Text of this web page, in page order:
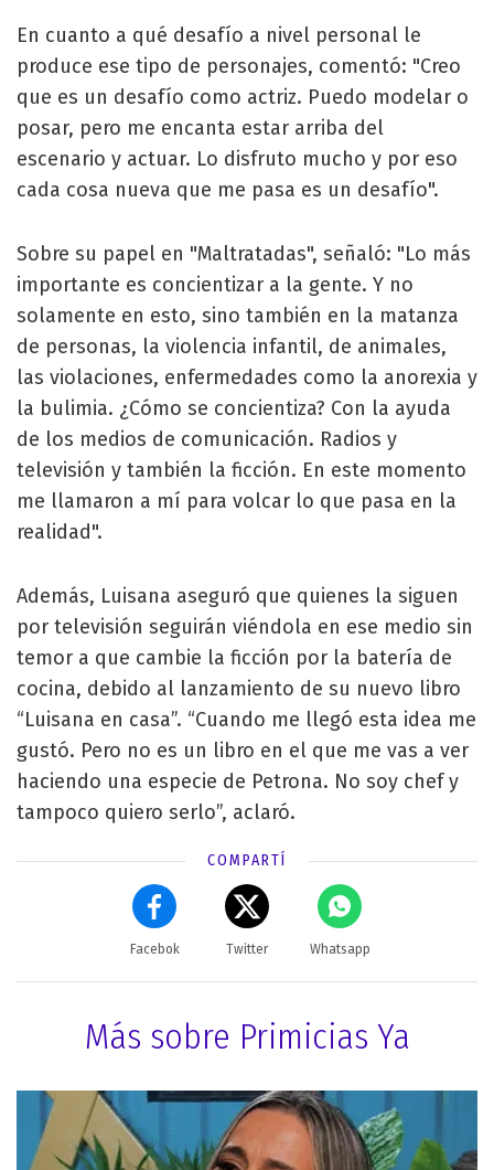
En cuanto a qué desafío a nivel personal le
produce ese tipo de personajes, comentó: "Creo
que es un desafío como actriz. Puedo modelar o
posar, pero me encanta estar arriba del
escenario y actuar. Lo disfruto mucho y por eso
cada cosa nueva que me pasa es un desafío".
Sobre su papel en "Maltratadas", señaló: "Lo más
importante es concientizar a la gente. Y no
solamente en esto, sino también en la matanza
de personas, la violencia infantil, de animales,
las violaciones, enfermedades como la anorexia y
la bulimia. ¿Cómo se concientiza? Con la ayuda
de los medios de comunicación. Radios y
televisión y también la ficción. En este momento
me llamaron a mí para volcar lo que pasa en la
realidad".
Además, Luisana aseguró que quienes la siguen
por televisión seguirán viéndola en ese medio sin
temor a que cambie la ficción por la batería de
cocina, debido al lanzamiento de su nuevo libro
“Luisana en casa”. “Cuando me llegó esta idea me
gustó. Pero no es un libro en el que me vas a ver
haciendo una especie de Petrona. No soy chef y
tampoco quiero serlo”, aclaró.
COMPARTÍ
Facebok Twitter Whatsapp
Más sobre Primicias Ya